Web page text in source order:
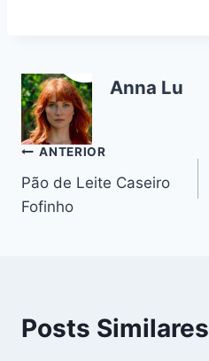
e
b
o
o
k
st A a
Anna Lu
Navegação
de
ANTERIOR
Pão de Leite Caseiro
Fofinho
Posts Similares